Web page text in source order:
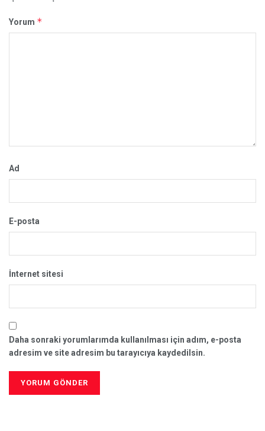
Yorum *
Ad
E-posta
İnternet sitesi
Daha sonraki yorumlarımda kullanılması için adım, e-posta
adresim ve site adresim bu tarayıcıya kaydedilsin.